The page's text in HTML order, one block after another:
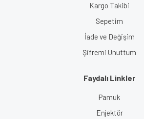
Kargo Takibi
Sepetim
İade ve Değişim
Şifremi Unuttum
Faydalı Linkler
Pamuk
Enjektör